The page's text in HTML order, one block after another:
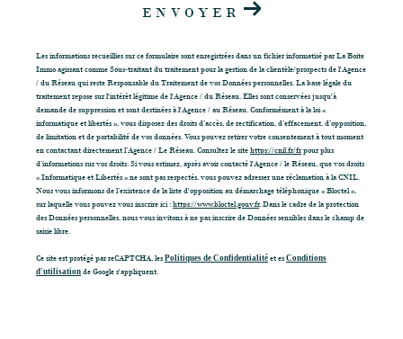
ENVOYER
Les informations recueillies sur ce formulaire sont enregistrées dans un fichier informatisé par La Boite
Immo agissant comme Sous-traitant du traitement pour la gestion de la clientèle/prospects de l'Agence
/ du Réseau qui reste Responsable du Traitement de vos Données personnelles. La base légale du
traitement repose sur l'intérêt légitime de l'Agence / du Réseau. Elles sont conservées jusqu'à
demande de suppression et sont destinées à l'Agence / au Réseau. Conformément à la loi «
informatique et libertés », vous disposez des droits d’accès, de rectification, d’effacement, d’opposition,
de limitation et de portabilité de vos données. Vous pouvez retirer votre consentement à tout moment
en contactant directement l’Agence / Le Réseau. Consultez le sitehttps://cnil.fr/frpour plus
d’informations sur vos droits. Si vous estimez, après avoir contacté l'Agence / le Réseau, que vos droits
« Informatique et Libertés » ne sont pas respectés, vous pouvez adresser une réclamation à la CNIL.
Nous vous informons de l’existence de la liste d'opposition au démarchage téléphonique « Bloctel »,
sur laquelle vous pouvez vous inscrire ici :https://www.bloctel.gouv.fr. Dans le cadre de la protection
des Données personnelles, nous vous invitons à ne pas inscrire de Données sensibles dans le champ de
saisie libre.
Ce site est protégé par reCAPTCHA, les Politiques de Confidentialité et es Conditions
d'utilisation de Google s'appliquent.